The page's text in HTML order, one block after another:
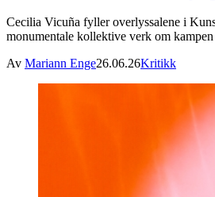
Cecilia Vicuña fyller overlyssalene i
monumentale kollektive verk om
Av Mariann Enge26.06.26Kritikk